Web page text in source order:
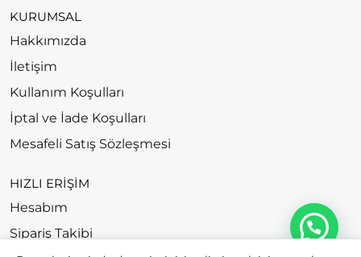
KURUMSAL
Hakkımızda
İletişim
Kullanım Koşulları
İptal ve İade Koşulları
Mesafeli Satış Sözleşmesi
HIZLI ERİŞİM
Hesabım
Sipariş Takibi